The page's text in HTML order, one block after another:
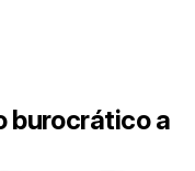
burocrático a